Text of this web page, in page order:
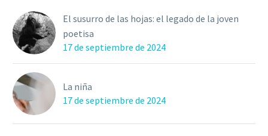
El susurro de las hojas: el legado de la joven
poetisa
17 de septiembre de 2024
La niña
17 de septiembre de 2024